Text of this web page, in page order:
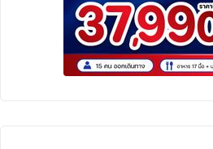
ทัวร์นิวซีแลนด์
ทัวร์ออสเตรเลีย